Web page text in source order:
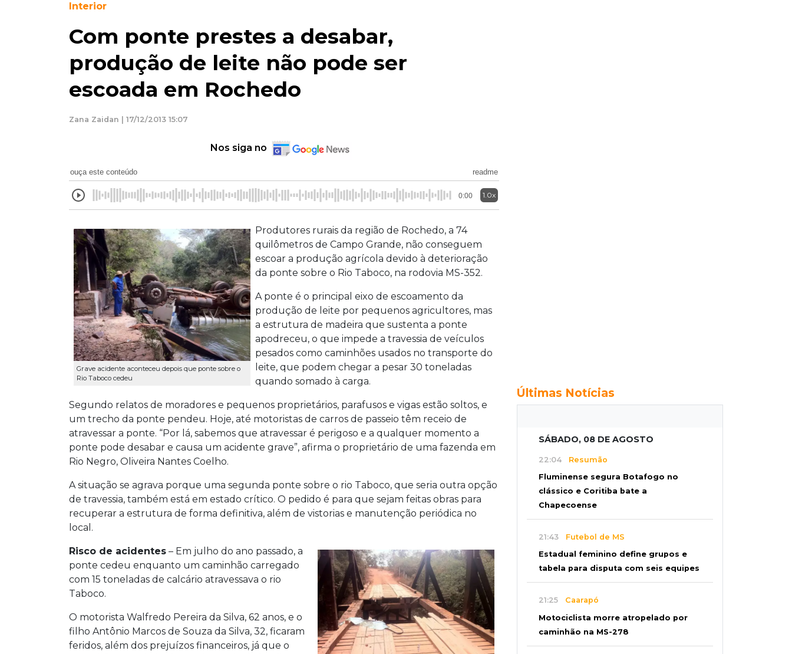
Interior
Com ponte prestes a desabar,
produção de leite não pode ser
escoada em Rochedo
Zana Zaidan | 17/12/2013 15:07
Nos siga no
ouça este conteúdo readme
0:00 1.0x
Grave acidente aconteceu depois que ponte sobre o
Rio Taboco cedeu
Produtores rurais da região de Rochedo, a 74
quilômetros de Campo Grande, não conseguem
escoar a produção agrícola devido à deterioração
da ponte sobre o Rio Taboco, na rodovia MS-352.
A ponte é o principal eixo de escoamento da
produção de leite por pequenos agricultores, mas
a estrutura de madeira que sustenta a ponte
apodreceu, o que impede a travessia de veículos
pesados como caminhões usados no transporte do
leite, que podem chegar a pesar 30 toneladas
quando somado à carga.
Segundo relatos de moradores e pequenos proprietários, parafusos e vigas estão soltos, e
um trecho da ponte pendeu. Hoje, até motoristas de carros de passeio têm receio de
atravessar a ponte. “Por lá, sabemos que atravessar é perigoso e a qualquer momento a
ponte pode desabar e causa um acidente grave”, afirma o proprietário de uma fazenda em
Rio Negro, Oliveira Nantes Coelho.
A situação se agrava porque uma segunda ponte sobre o rio Taboco, que seria outra opção
de travessia, também está em estado crítico. O pedido é para que sejam feitas obras para
recuperar a estrutura de forma definitiva, além de vistorias e manutenção periódica no
local.
Risco de acidentes – Em julho do ano passado, a
ponte cedeu enquanto um caminhão carregado
com 15 toneladas de calcário atravessava o rio
Taboco.
O motorista Walfredo Pereira da Silva, 62 anos, e o
filho Antônio Marcos de Souza da Silva, 32, ficaram
feridos, além dos prejuízos financeiros, já que o
Últimas Notícias
SÁBADO, 08 DE AGOSTO
22:04 Resumão
Fluminense segura Botafogo no
clássico e Coritiba bate a
Chapecoense
21:43 Futebol de MS
Estadual feminino define grupos e
tabela para disputa com seis equipes
21:25 Caarapó
Motociclista morre atropelado por
caminhão na MS-278